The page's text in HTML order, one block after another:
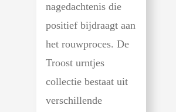
nagedachtenis die
positief bijdraagt aan
het rouwproces. De
Troost urntjes
collectie bestaat uit
verschillende